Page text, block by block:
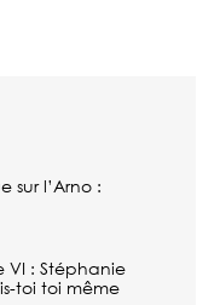
sur l’Arno :
VI : Stéphanie
toi toi même